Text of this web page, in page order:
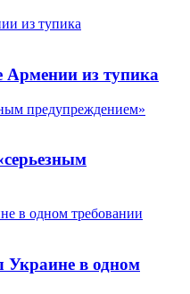
из тупика
из тупика
предупреждением»
в одном требовании
Украине в одном